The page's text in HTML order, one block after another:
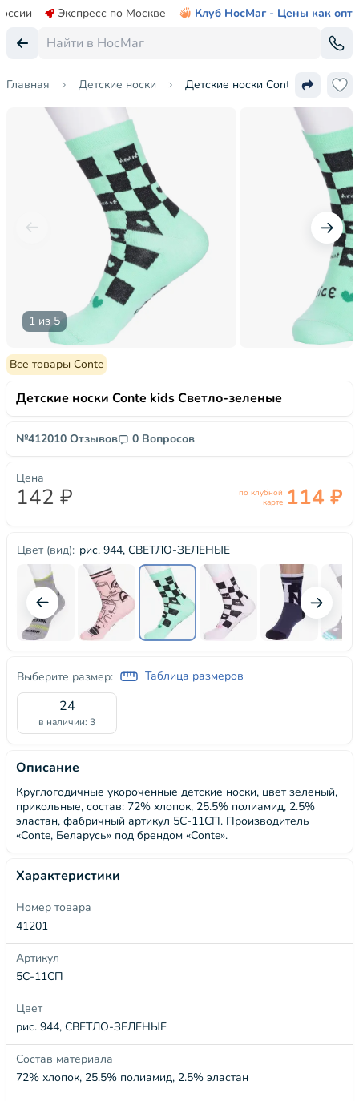
Экспресс по Москве Клуб НосМаг - Цены как опт
Главная Детские носки Детские носки Conte kids
1 из 5
Все товары Conte
Детские носки Conte kids Светло-зеленые
№412010 Отзывов 0 Вопросов
Цвет (вид): рис. 944, СВЕТЛО-ЗЕЛЕНЫЕ
Выберите размер: Таблица размеров
24
в наличии: 3
Цена
142 ₽
по клубной
карте 114 ₽
Описание
Круглогодичные укороченные детские носки, цвет зеленый,
прикольные, состав: 72% хлопок, 25.5% полиамид, 2.5%
эластан, фабричный артикул 5С-11СП. Производитель
«Conte, Беларусь» под брендом «Conte».
Характеристики
Номер товара
41201
Артикул
5С-11СП
Цвет
рис. 944, СВЕТЛО-ЗЕЛЕНЫЕ
Состав материала
72% хлопок, 25.5% полиамид, 2.5% эластан